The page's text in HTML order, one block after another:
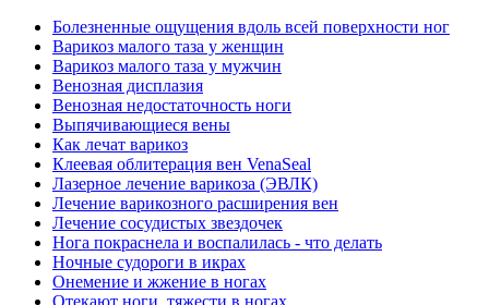
Болезненные ощущения вдоль всей поверхности ног
Варикоз малого таза у женщин
Варикоз малого таза у мужчин
Венозная дисплазия
Венозная недостаточность ноги
Выпячивающиеся вены
Как лечат варикоз
Клеевая облитерация вен VenaSeal
Лазерное лечение варикоза (ЭВЛК)
Лечение варикозного расширения вен
Лечение сосудистых звездочек
Нога покраснела и воспалилась - что делать
Ночные судороги в икрах
Онемение и жжение в ногах
Отекают ноги, тяжести в ногах